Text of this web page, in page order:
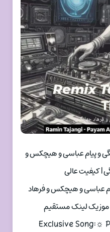
و پیام عباسی و هیچکس و
| کیفیت عالی
عباسی و هیچکس و فرهاد
موزیک لینک مستقیم
Exclusive Song:☼